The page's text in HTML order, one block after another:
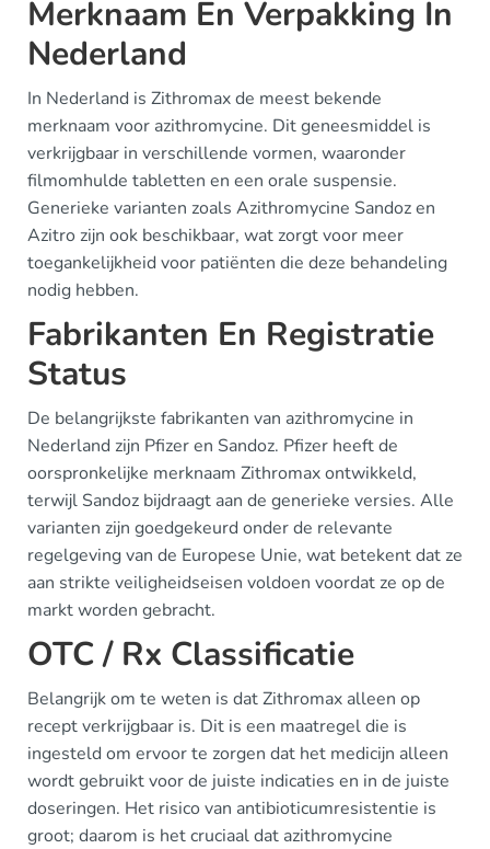
Merknaam En Verpakking In
Nederland
In Nederland is Zithromax de meest bekende
merknaam voor azithromycine. Dit geneesmiddel is
verkrijgbaar in verschillende vormen, waaronder
filmomhulde tabletten en een orale suspensie.
Generieke varianten zoals Azithromycine Sandoz en
Azitro zijn ook beschikbaar, wat zorgt voor meer
toegankelijkheid voor patiënten die deze behandeling
nodig hebben.
Fabrikanten En Registratie
Status
De belangrijkste fabrikanten van azithromycine in
Nederland zijn Pfizer en Sandoz. Pfizer heeft de
oorspronkelijke merknaam Zithromax ontwikkeld,
terwijl Sandoz bijdraagt aan de generieke versies. Alle
varianten zijn goedgekeurd onder de relevante
regelgeving van de Europese Unie, wat betekent dat ze
aan strikte veiligheidseisen voldoen voordat ze op de
markt worden gebracht.
OTC / Rx Classificatie
Belangrijk om te weten is dat Zithromax alleen op
recept verkrijgbaar is. Dit is een maatregel die is
ingesteld om ervoor te zorgen dat het medicijn alleen
wordt gebruikt voor de juiste indicaties en in de juiste
doseringen. Het risico van antibioticumresistentie is
groot; daarom is het cruciaal dat azithromycine